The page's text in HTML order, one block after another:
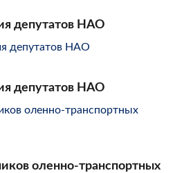
депутатов НАО
депутатов НАО
оленно-транспортных